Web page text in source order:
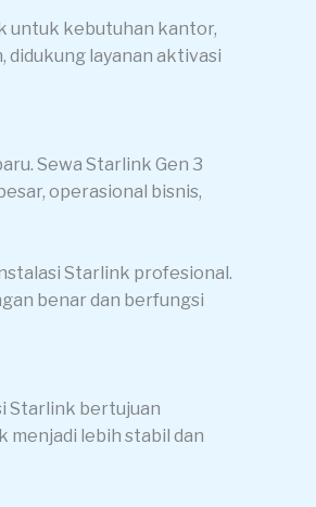
untuk kebutuhan kantor,
didukung layanan aktivasi
Sewa Starlink Gen 3
operasional bisnis,
Starlink profesional.
benar dan berfungsi
Starlink bertujuan
menjadi lebih stabil dan